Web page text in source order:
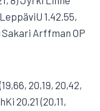
1.42.55,
Sakari Arffman OP
20,19, 20,42,
20,21 (20,11,